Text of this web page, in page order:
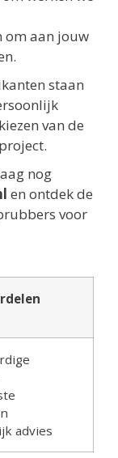
om aan jouw
staan
van de
nog
en ontdek de
voor
advies